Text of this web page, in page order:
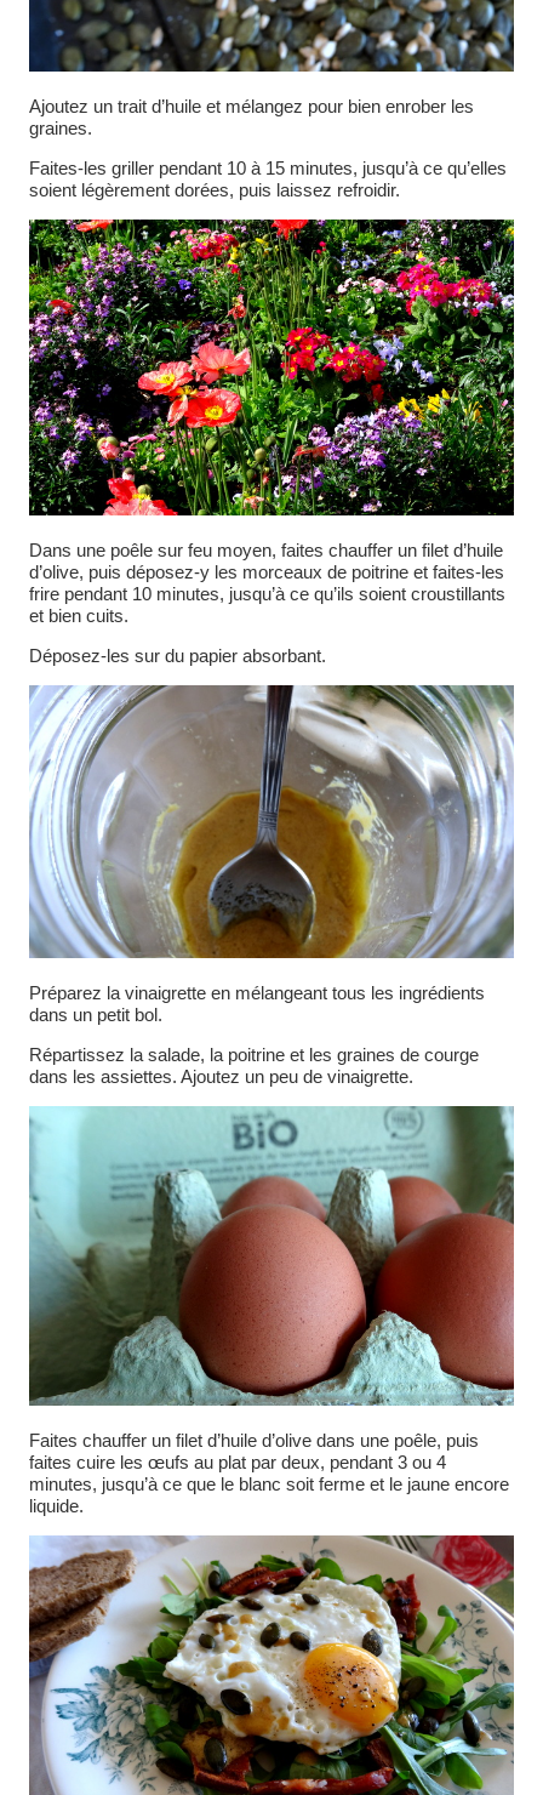
Ajoutez un trait d’huile et mélangez pour bien enrober les
graines.
Faites-les griller pendant 10 à 15 minutes, jusqu’à ce qu’elles
soient légèrement dorées, puis laissez refroidir.
Dans une poêle sur feu moyen, faites chauffer un filet d’huile
d’olive, puis déposez-y les morceaux de poitrine et faites-les
frire pendant 10 minutes, jusqu’à ce qu’ils soient croustillants
et bien cuits.
Déposez-les sur du papier absorbant.
Préparez la vinaigrette en mélangeant tous les ingrédients
dans un petit bol.
Répartissez la salade, la poitrine et les graines de courge
dans les assiettes. Ajoutez un peu de vinaigrette.
Faites chauffer un filet d’huile d’olive dans une poêle, puis
faites cuire les œufs au plat par deux, pendant 3 ou 4
minutes, jusqu’à ce que le blanc soit ferme et le jaune encore
liquide.